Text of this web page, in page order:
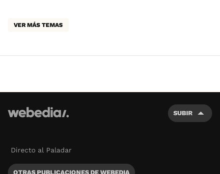
VER MÁS TEMAS
SUBIR
Directo al Paladar
OTRAS PUBLICACIONES DE WEBEDIA